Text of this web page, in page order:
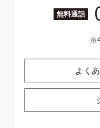
無料通話
よく